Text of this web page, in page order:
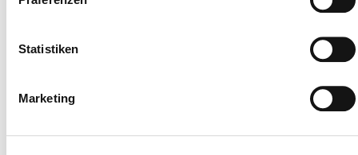
Statistiken
Marketing